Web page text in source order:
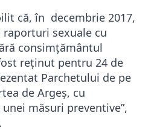
că, în decembrie 2017,
sexuale cu
consimțământul
reţinut pentru 24 de
Parchetului de pe
de Argeș, cu
măsuri preventive”,